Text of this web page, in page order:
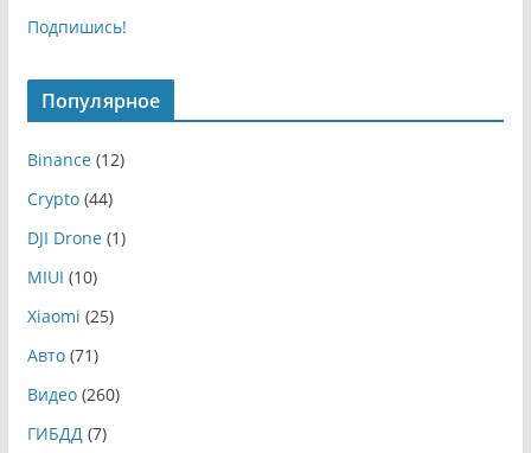
Подпишись!
Популярное
Binance(12)
Crypto(44)
DJI Drone(1)
MIUI (10)
Xiaomi (25)
Авто(71)
Видео(260)
ГИБДД(7)